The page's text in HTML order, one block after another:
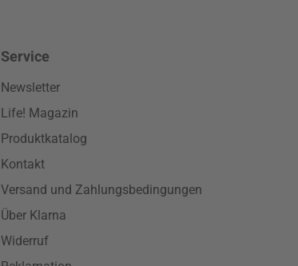
Service
Newsletter
Life! Magazin
Produktkatalog
Kontakt
Versand und Zahlungsbedingungen
Über Klarna
Widerruf